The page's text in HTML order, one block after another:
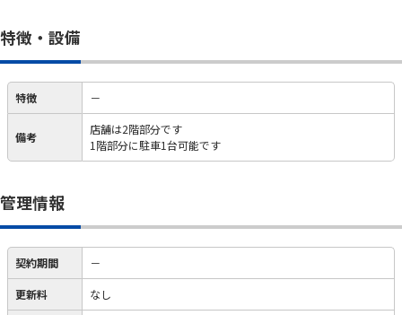
特徴・設備
特徴 －
備考
店舗は2階部分です
1階部分に駐車1台可能です
管理情報
契約期間 －
更新料 なし